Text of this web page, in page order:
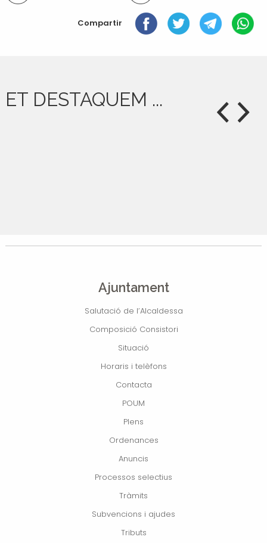
Compartir
ET DESTAQUEM ...
Ajuntament
Salutació de l’Alcaldessa
Composició Consistori
Situació
Horaris i telèfons
Contacta
POUM
Plens
Ordenances
Anuncis
Processos selectius
Tràmits
Subvencions i ajudes
Tributs